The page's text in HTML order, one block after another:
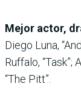
Mejor actor,
Diego Luna,
Ruffalo, “Task”;
“The Pitt”.